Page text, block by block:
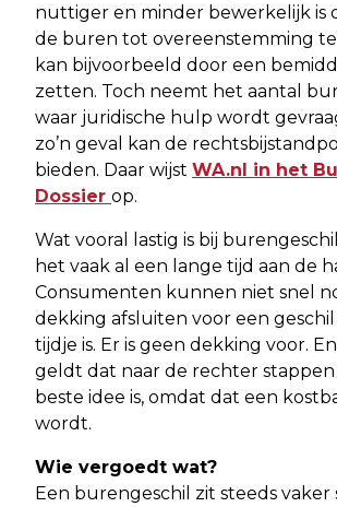
nuttiger en minder bewerkelijk is
de buren tot overeenstemming
kan bijvoorbeeld door een
zetten. Toch neemt het aantal
waar juridische hulp wordt
zo’n geval kan de
bieden. Daar wijst WA.nl in het
Dossier op.
Wat vooral lastig is bij
het vaak al een lange tijd aan de
Consumenten kunnen niet snel
dekking afsluiten voor een
tijdje is. Er is geen dekking voor.
geldt dat naar de rechter
beste idee is, omdat dat een
wordt.
Wie vergoedt wat?
Een burengeschil zit steeds vaker